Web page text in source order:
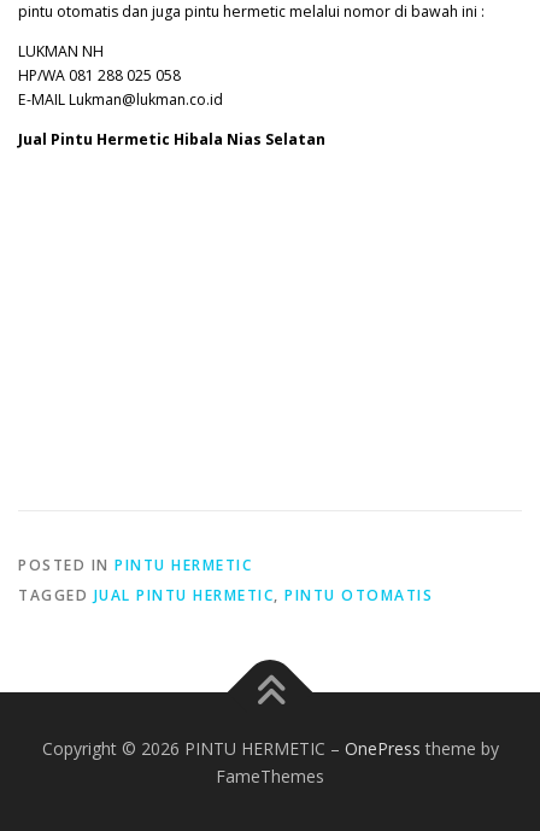
pintu otomatis dan juga pintu hermetic melalui nomor di bawah ini :
LUKMAN NH
HP/WA 081 288 025 058
E-MAIL Lukman@lukman.co.id
Jual Pintu Hermetic Hibala Nias Selatan
POSTED IN PINTU HERMETIC
TAGGED JUAL PINTU HERMETIC, PINTU OTOMATIS
Copyright © 2026 PINTU HERMETIC – OnePress theme by
FameThemes